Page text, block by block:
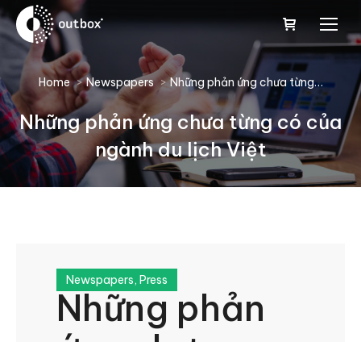
You are here:
Home Newspapers Những phản ứng chưa từng…
Những phản ứng chưa từng có của
ngành du lịch Việt
Newspapers, Press
Những phản